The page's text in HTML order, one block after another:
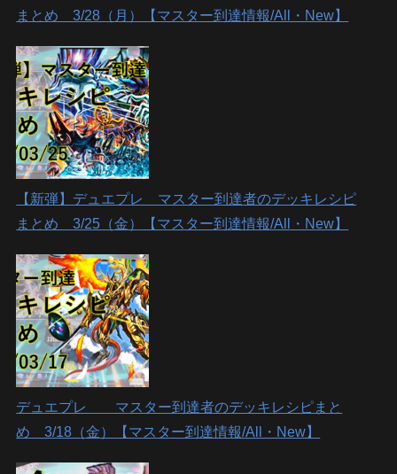
まとめ 3/28（月）【マスター到達情報/All・New】
【新弾】デュエプレ マスター到達者のデッキレシピ
まとめ 3/25（金）【マスター到達情報/All・New】
デュエプレ マスター到達者のデッキレシピまと
め 3/18（金）【マスター到達情報/All・New】